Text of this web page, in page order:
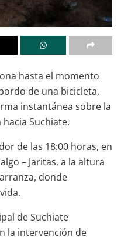
hasta el momento
de una bicicleta,
instantánea sobre la
Suchiate.
de las 18:00 horas, en
– Jaritas, a la altura
donde
de Suchiate
la intervención de